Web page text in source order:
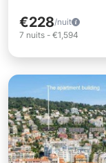
€228/nuit
7 nuits - €1,594